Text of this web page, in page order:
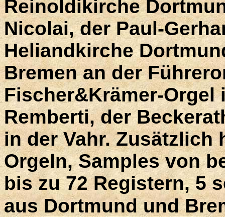
Reinoldikirche
Nicolai, der Paul-
Heliandkirche
Bremen an der
Fischer&Krämer-Orgel
Remberti, der
in der Vahr. Zusätzlich
Orgeln, Samples von
bis zu 72 Registern, 5
aus Dortmund und